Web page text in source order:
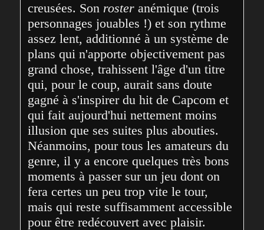
creusées. Son roster anémique (trois
personnages jouables !) et son rythme
assez lent, additionné à un système de
plans qui n'apporte objectivement pas
grand chose, trahissent l'âge d'un titre
qui, pour le coup, aurait sans doute
gagné à s'inspirer du hit de Capcom et
qui fait aujourd'hui nettement moins
illusion que ses suites plus abouties.
Néanmoins, pour tous les amateurs du
genre, il y a encore quelques très bons
moments à passer sur un jeu dont on
fera certes un peu trop vite le tour,
mais qui reste suffisamment accessible
pour être redécouvert avec plaisir.